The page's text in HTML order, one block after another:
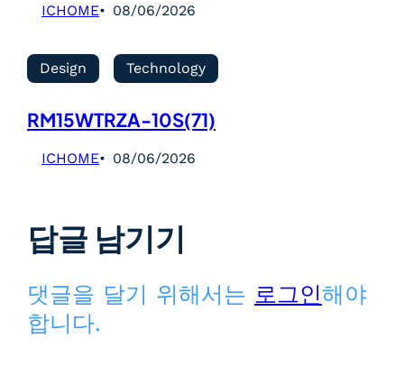
ICHOME 08/06/2026
Design Technology
RM15WTRZA-10S(71)
ICHOME 08/06/2026
답글 남기기
댓글을 달기 위해서는 로그인해야
합니다.